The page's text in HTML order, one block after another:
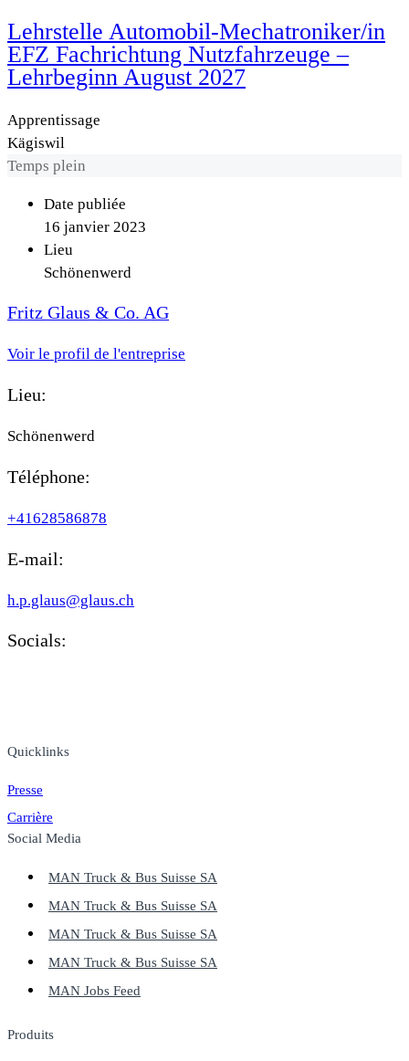
Lehrstelle Automobil-Mechatroniker/in
EFZ Fachrichtung Nutzfahrzeuge –
Lehrbeginn August 2027
Apprentissage
Kägiswil
Temps plein
Date publiée
16 janvier 2023
Lieu
Schönenwerd
Fritz Glaus & Co. AG
Voir le profil de l'entreprise
Lieu:
Schönenwerd
Téléphone:
+41628586878
E-mail:
h.p.glaus@glaus.ch
Socials:
Quicklinks
Presse
Carrière
Social Media
MAN Truck & Bus Suisse SA
MAN Truck & Bus Suisse SA
MAN Truck & Bus Suisse SA
MAN Truck & Bus Suisse SA
MAN Jobs Feed
Produits